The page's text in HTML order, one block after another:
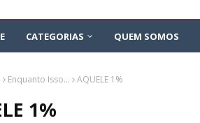
CATEGORIAS QUEM SOMOS
Enquanto Isso... AQUELE 1%
1%